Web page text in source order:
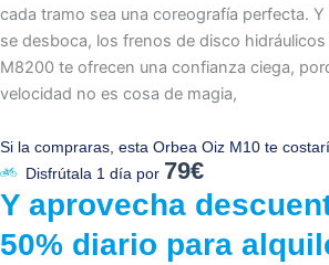
cada tramo sea una coreografía perfecta.
se desboca, los frenos de disco hidráulicos
M8200 te ofrecen una confianza ciega,
velocidad no es cosa de magia,
Si la compraras, esta Orbea Oiz M10 te
Disfrútala 1 día por 79€
Y aprovecha
50% diario para